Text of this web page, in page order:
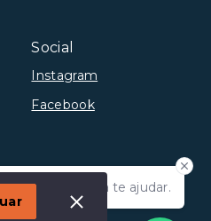
Social
Instagram
Facebook
disponíveis para te ajudar.